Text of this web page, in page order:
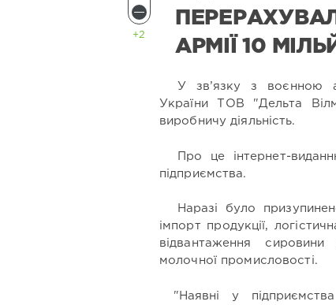
АРМІЇ 10
+2
У зв’язку з воєнною
України ТОВ "Дельта
виробничу діяльність.
Про це інтернет-
підприємства.
Наразі було
імпорт продукції,
відвантаження
молочної промисловості.
"Наявні у